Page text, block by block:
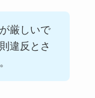
厳しいで
違反とさ